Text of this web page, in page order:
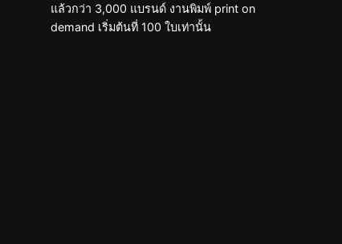
แล้วกว่า 3,000 แบรนด์ งานพิมพ์ print on
demand เริ่มต้นที่ 100 ใบเท่านั้น